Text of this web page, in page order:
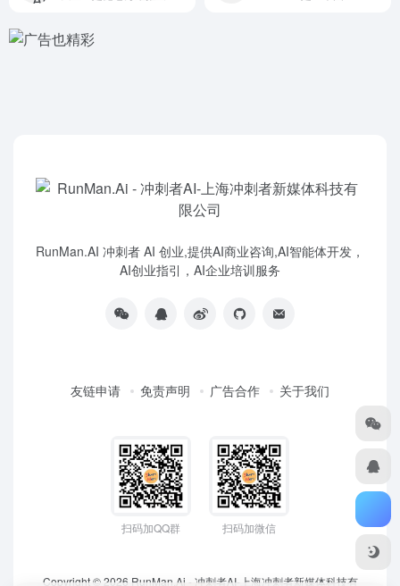
RunMan.AI 冲刺者 AI 创业,提供AI商业咨询,AI智能体开发，
AI创业指引，AI企业培训服务
友链申请 免责声明 广告合作 关于我们
扫码加QQ群 扫码加微信
Copyright © 2026 RunMan.Ai - 冲刺者AI-上海冲刺者新媒体科技有